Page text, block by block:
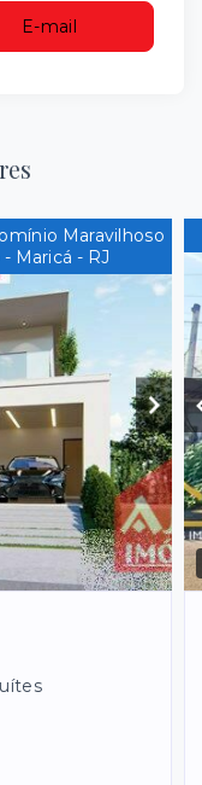
E-mail
Maravilhoso
Maricá - RJ